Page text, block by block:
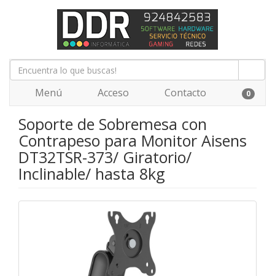
Menú Acceso Contacto 0
Soporte de Sobremesa con
Contrapeso para Monitor Aisens
DT32TSR-373/ Giratorio/
Inclinable/ hasta 8kg